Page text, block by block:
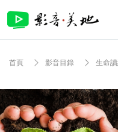
首頁 影音目錄 生命